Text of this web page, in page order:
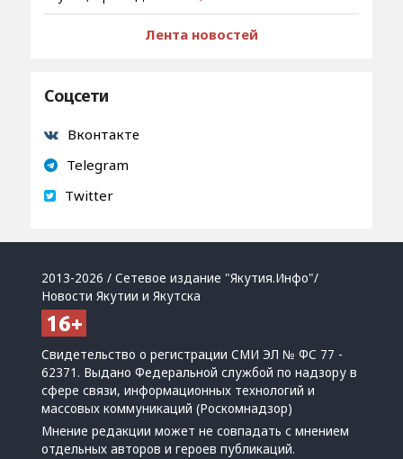
Лента новостей
Соцсети
Вконтакте
Telegram
Twitter
2013-2026 / Сетевое издание "Якутия.Инфо"/
Новости Якутии и Якутска
Свидетельство о регистрации СМИ ЭЛ № ФС 77 -
62371. Выдано Федеральной службой по надзору в
сфере связи, информационных технологий и
массовых коммуникаций (Роскомнадзор)
Мнение редакции может не совпадать с мнением
отдельных авторов и героев публикаций.